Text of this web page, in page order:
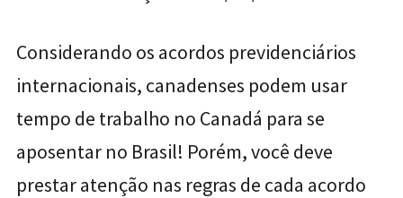
Considerando os acordos previdenciários
internacionais, canadenses podem usar
tempo de trabalho no Canadá para se
aposentar no Brasil! Porém, você deve
prestar atenção nas regras de cada acordo